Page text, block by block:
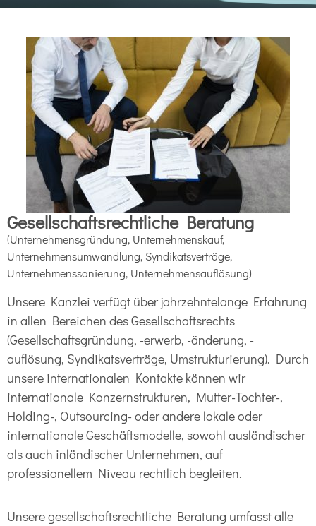
Gesellschaftsrechtliche Beratung
(Unternehmensgründung, Unternehmenskauf,
Unternehmensumwandlung, Syndikatsverträge,
Unternehmenssanierung, Unternehmensauflösung)
Unsere Kanzlei verfügt über jahrzehntelange Erfahrung
in allen Bereichen des Gesellschaftsrechts
(Gesellschaftsgründung, -erwerb, -änderung, -
auflösung, Syndikatsverträge, Umstrukturierung). Durch
unsere internationalen Kontakte können wir
internationale Konzernstrukturen, Mutter-Tochter-,
Holding-, Outsourcing- oder andere lokale oder
internationale Geschäftsmodelle, sowohl ausländischer
als auch inländischer Unternehmen, auf
professionellem Niveau rechtlich begleiten.
Unsere gesellschaftsrechtliche Beratung umfasst alle